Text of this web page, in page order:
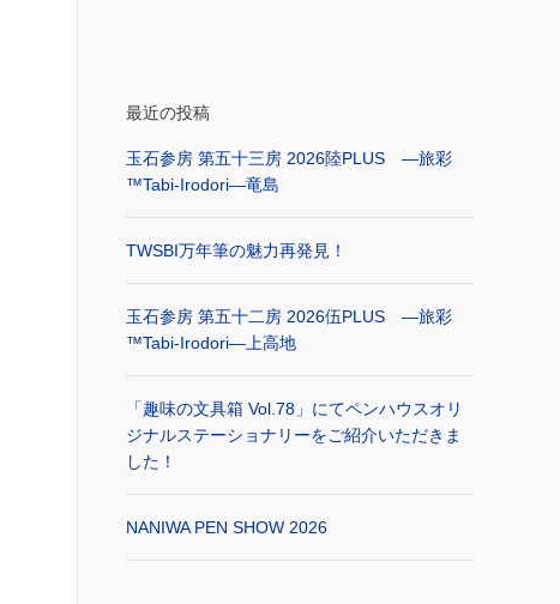
最近の投稿
玉石参房 第五十三房 2026陸PLUS ―旅彩
™Tabi-Irodori―竜島
TWSBI万年筆の魅力再発見！
玉石参房 第五十二房 2026伍PLUS ―旅彩
™Tabi-Irodori―上高地
「趣味の文具箱 Vol.78」にてペンハウスオリ
ジナルステーショナリーをご紹介いただきま
した！
NANIWA PEN SHOW 2026